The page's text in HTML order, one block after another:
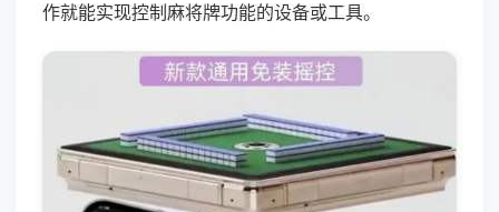
作就能实现控制麻将牌功能的设备或工具。